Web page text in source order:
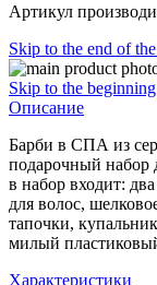
Артикул
Skip to the end of
Skip to the
Описание
Барби в СПА из
подарочный набор
в набор входит:
для волос,
тапочки,
милый
Характеристики